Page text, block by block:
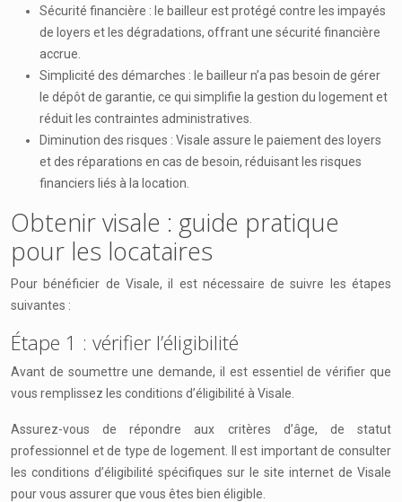
Sécurité financière : le bailleur est protégé contre les impayés
de loyers et les dégradations, offrant une sécurité financière
accrue.
Simplicité des démarches : le bailleur n’a pas besoin de gérer
le dépôt de garantie, ce qui simplifie la gestion du logement et
réduit les contraintes administratives.
Diminution des risques : Visale assure le paiement des loyers
et des réparations en cas de besoin, réduisant les risques
financiers liés à la location.
Obtenir visale : guide pratique
pour les locataires
Pour bénéficier de Visale, il est nécessaire de suivre les étapes
suivantes :
Étape 1 : vérifier l’éligibilité
Avant de soumettre une demande, il est essentiel de vérifier que
vous remplissez les conditions d’éligibilité à Visale.
Assurez-vous de répondre aux critères d’âge, de statut
professionnel et de type de logement. Il est important de consulter
les conditions d’éligibilité spécifiques sur le site internet de Visale
pour vous assurer que vous êtes bien éligible.